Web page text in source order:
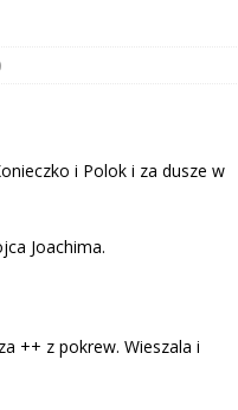
i Polok i za dusze w
Joachima.
++ z pokrew. Wieszala i